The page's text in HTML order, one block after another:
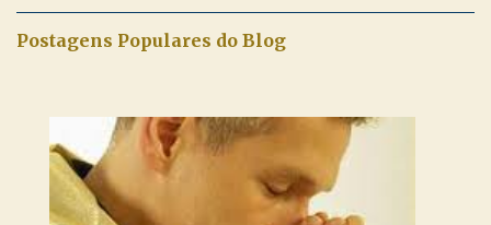
de Nossa Senhora. Adriana dos Anjos-Devoção e Fé Mensagem
aos nossos pais. Hoje nossas orações serão focadas nos pais
que não se encontram bem de saúde, OS PAIS ENFERMOS!
Amados, durante toda esta semana vamos orar pelos nossos
pais. Vamos dedicar um dia para os pais mais idosos, pais que
Postagens Populares do Blog